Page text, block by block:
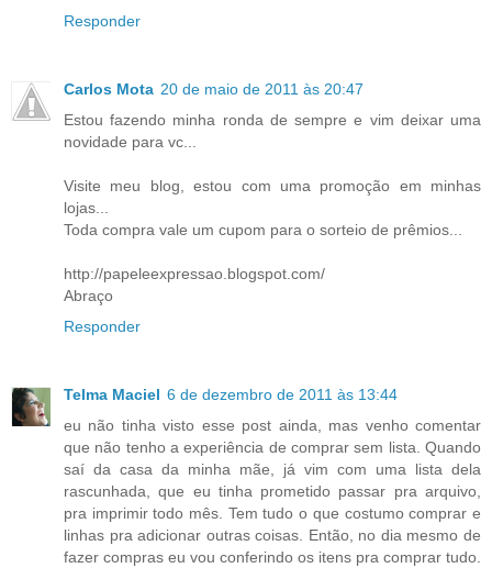
Responder
Carlos Mota 20 de maio de 2011 às 20:47
Estou fazendo minha ronda de sempre e vim deixar uma
novidade para vc...
Visite meu blog, estou com uma promoção em minhas
lojas...
Toda compra vale um cupom para o sorteio de prêmios...
http://papeleexpressao.blogspot.com/
Abraço
Responder
Telma Maciel 6 de dezembro de 2011 às 13:44
eu não tinha visto esse post ainda, mas venho comentar
que não tenho a experiência de comprar sem lista. Quando
saí da casa da minha mãe, já vim com uma lista dela
rascunhada, que eu tinha prometido passar pra arquivo,
pra imprimir todo mês. Tem tudo o que costumo comprar e
linhas pra adicionar outras coisas. Então, no dia mesmo de
fazer compras eu vou conferindo os itens pra comprar tudo.